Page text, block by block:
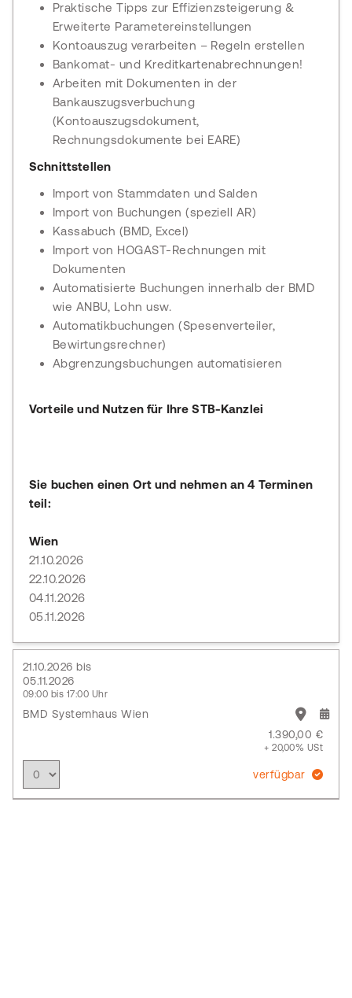
Praktische Tipps zur Effizienzsteigerung &
Erweiterte Parametereinstellungen
Kontoauszug verarbeiten – Regeln erstellen
Bankomat- und Kreditkartenabrechnungen!
Arbeiten mit Dokumenten in der
Bankauszugsverbuchung
(Kontoauszugsdokument,
Rechnungsdokumente bei EARE)
Schnittstellen
Import von Stammdaten und Salden
Import von Buchungen (speziell AR)
Kassabuch (BMD, Excel)
Import von HOGAST-Rechnungen mit
Dokumenten
Automatisierte Buchungen innerhalb der BMD
wie ANBU, Lohn usw.
Automatikbuchungen (Spesenverteiler,
Bewirtungsrechner)
Abgrenzungsbuchungen automatisieren
Vorteile und Nutzen für Ihre STB-Kanzlei
Sie buchen einen Ort und nehmen an 4 Terminen
teil:
Wien
21.10.2026
22.10.2026
04.11.2026
05.11.2026
21.10.2026 bis
05.11.2026
09:00 bis 17:00 Uhr
BMD Systemhaus Wien
1.390,00 €
+ 20,00% USt
verfügbar